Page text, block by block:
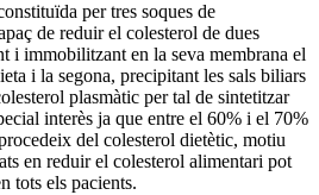
per tres soques de
de reduir el colesterol de dues
i immobilitzant en la seva membrana el
i la segona, precipitant les sals biliars
plasmàtic per tal de sintetitzar
interès ja que entre el 60% i el 70%
del colesterol dietètic, motiu
en reduir el colesterol alimentari pot
tots els pacients.